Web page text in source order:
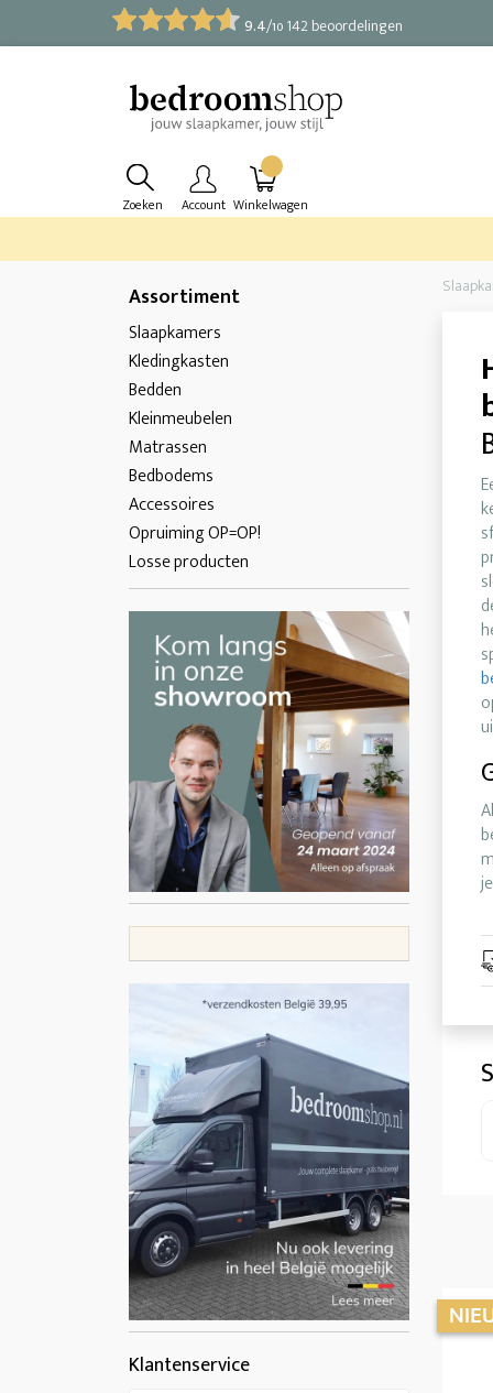
9.4/10 142 beoordelingen
Zoeken Account Winkelwagen
Assortiment
Slaapkamers
Kledingkasten
Bedden
Kleinmeubelen
Matrassen
Bedbodems
Accessoires
Opruiming OP=OP!
Losse producten
Klantenservice